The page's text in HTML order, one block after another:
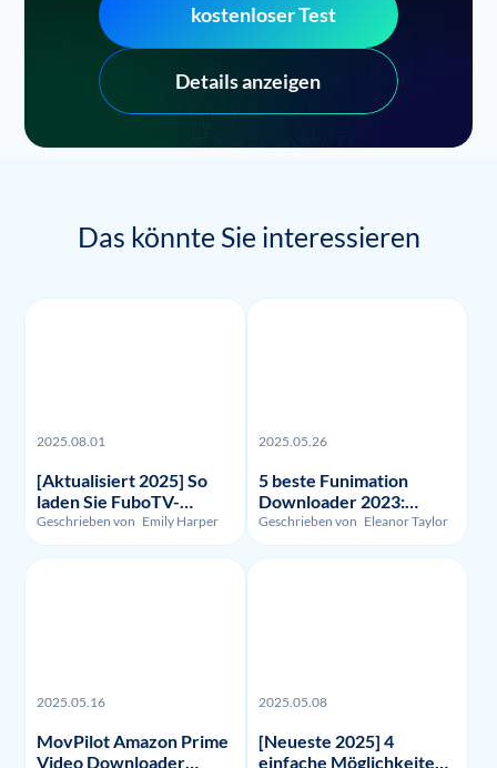
kostenloser Test
Details anzeigen
Das könnte Sie interessieren
2025.08.01
[Aktualisiert 2025] So
laden Sie FuboTV-
Aufnahmen und -Videos
herunter?
Geschrieben von Emily Harper
2025.05.26
5 beste Funimation
Downloader 2023:
Getestet und verglichen
Geschrieben von Eleanor Taylor
2025.05.16
MovPilot Amazon Prime
Video Downloader
2025.05.08
[Neueste 2025] 4
einfache Möglichkeiten,